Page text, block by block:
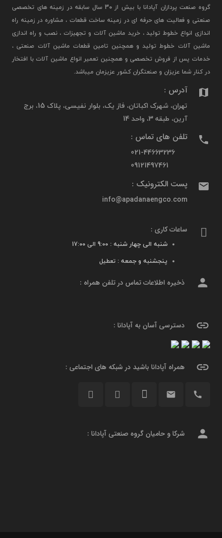
گروه صنعت پردازان آپادانا با بیش از 30 سال سابقه در زمینه های تخصصی
صنعتی و فعالیت های حرفه ای در زمینه ساخت قطعات ، مشاوره در زمینه راه
اندازی انواع خطوط تولید ، خرید ماشین آلات و تجهیزات ، نصب و راه اندازی
ماشین آلات خطوط تولید و همچنین تامین قطعات ماشین آلات صنعتی ،
خدمات پس از فروش تخصصی و همچنین تعمیر انواع ماشین آلات با افتخار
در کنار شما عزیزان و صنعتگران کشور عزیزمان میباشد.
map آدرس :
تهران، شهرک اکباتان، فاز یک، بلوار نفیسی، پلاک 15، برج
آرین، طبقه 3، واحد 14
phone تلفن های تماس :
021-44663236
09121497461
mail پست الکترونیک :
info@apadanaengco.com
ساعات کاری :
شنبه الی چهار شنبه :9:00 الی 17:00
پنجشنبه و جمعه : تعطیل
person ذخیره اطلاعات تماس در تلفن همراه :
link دسترسی آسان به آپادانا :
link همراه آپادانا باشید در شبکه های اجتماعی :
call
email
person شرکا و حامیان گروه صنعتی آپادانا :